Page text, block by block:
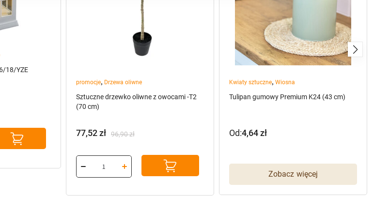
18/YZE
promocje, Drzewa oliwne
Sztuczne drzewko oliwne z owocami -T2
(70 cm)
96,90zł
cena
wynosiła:
96,90 zł.
77,52zł
cena
wynosi:
77,52 zł.
Kwiaty sztuczne, Wiosna
Tulipan gumowy Premium K24 (43 cm)
Zobacz więcej
Od:4,64zł